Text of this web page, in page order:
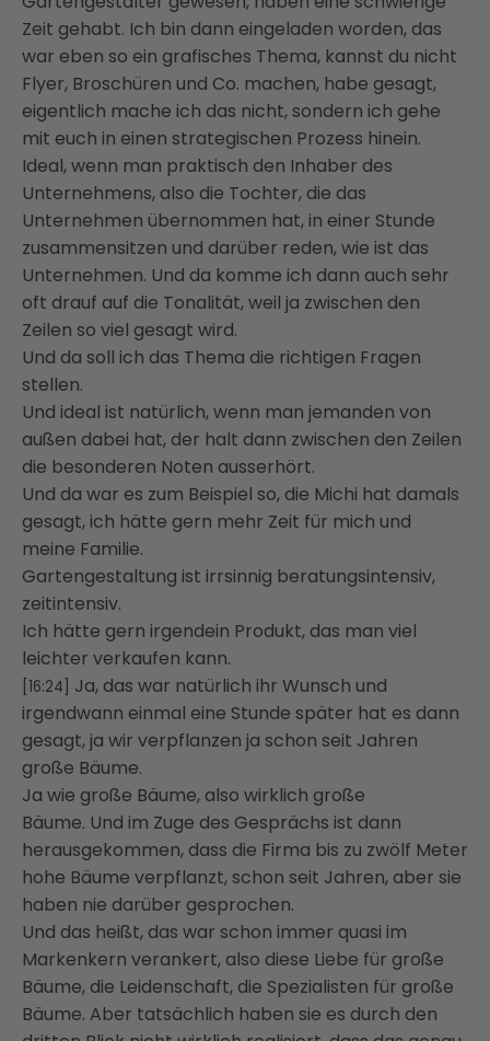
Zeit gehabt. Ich bin dann eingeladen worden, das
war eben so ein grafisches Thema, kannst du nicht
Flyer, Broschüren und Co. machen, habe gesagt,
eigentlich mache ich das nicht, sondern ich gehe
mit euch in einen strategischen Prozess hinein.
Ideal, wenn man praktisch den Inhaber des
Unternehmens, also die Tochter, die das
Unternehmen übernommen hat, in einer Stunde
zusammensitzen und darüber reden,wie ist das
Unternehmen. Und da komme ich dann auch sehr
oft drauf auf die Tonalität,weil ja zwischen den
Zeilen so viel gesagt wird.
Und da soll ich das Thema die richtigen Fragen
stellen.
Und ideal ist natürlich, wenn man jemanden von
außen dabei hat, der halt dann zwischen den Zeilen
die besonderen Noten ausserhört.
Und da war es zum Beispiel so, die Michi hat damals
gesagt,ich hätte gern mehr Zeit für mich und
meine Familie.
Gartengestaltung ist irrsinnig beratungsintensiv,
zeitintensiv.
Ich hätte gern irgendein Produkt, das man viel
leichter verkaufen kann.
[16:24]
Ja, das war natürlich ihr Wunsch und
irgendwann einmal eine Stunde später hat es dann
gesagt,ja wir verpflanzen ja schon seit Jahren
große Bäume.
Ja wie große Bäume, also wirklich große
Bäume. Und im Zuge des Gesprächs ist dann
herausgekommen, dass die Firma bis zu zwölf Meter
hohe Bäume verpflanzt, schon seit Jahren, aber sie
haben nie darüber gesprochen.
Und das heißt, das war schon immer quasi im
Markenkern verankert, also diese Liebe für große
Bäume, die Leidenschaft, die Spezialisten für große
Bäume. Aber tatsächlich haben sie es durch den